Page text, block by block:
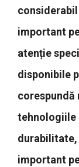
important
atenție
disponibile
corespundă
tehnologiile
durabilitate,
important